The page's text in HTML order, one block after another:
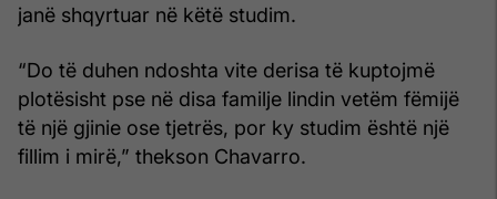
janë shqyrtuar në këtë studim.
“Do të duhen ndoshta vite derisa të kuptojmë
plotësisht pse në disa familje lindin vetëm fëmijë
të një gjinie ose tjetrës, por ky studim është një
fillim i mirë,” thekson Chavarro.